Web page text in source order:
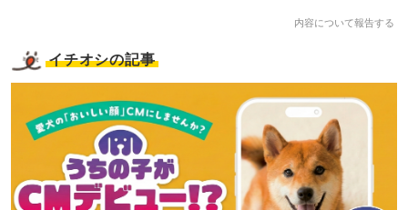
内容について報告する
イチオシの記事